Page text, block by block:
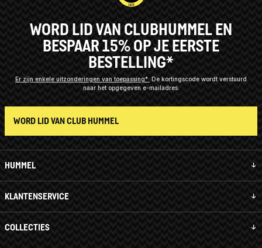
HUMMEL
KLANTENSERVICE
COLLECTIES
WORD LID VAN CLUBHUMMEL EN
BESPAAR 15% OP JE EERSTE
BESTELLING*
Er zijn enkele uitzonderingen van toepassing*
De kortingscode wordt verstuurd
naar het opgegeven e-mailadres.
WORD LID VAN CLUB HUMMEL